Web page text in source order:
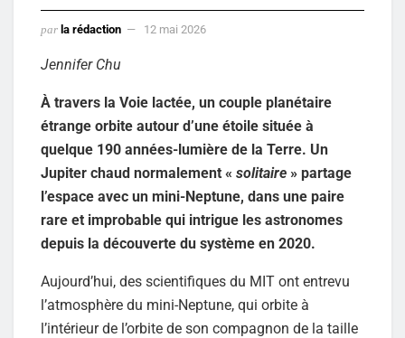
par la rédaction 12 mai 2026
Jennifer Chu
À travers la Voie lactée, un couple planétaire
étrange orbite autour d’une étoile située à
quelque 190 années-lumière de la Terre. Un
Jupiter chaud normalement « solitaire » partage
l’espace avec un mini-Neptune, dans une paire
rare et improbable qui intrigue les astronomes
depuis la découverte du système en 2020.
Aujourd’hui, des scientifiques du MIT ont entrevu
l’atmosphère du mini-Neptune, qui orbite à
l’intérieur de l’orbite de son compagnon de la taille